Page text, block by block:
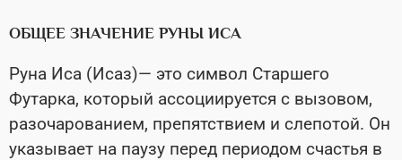
ОБЩЕЕ ЗНАЧЕНИЕ РУНЫ ИСА
Руна Иса (Исаз)— это символ Старшего
Футарка, который ассоциируется с вызовом,
разочарованием, препятствием и слепотой. Он
указывает на паузу перед периодом счастья в